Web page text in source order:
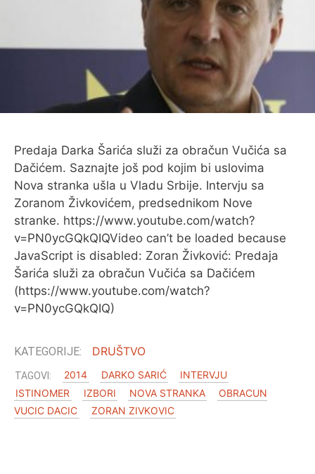
Predaja Darka Šarića služi za obračun Vučića sa
Dačićem. Saznajte još pod kojim bi uslovima
Nova stranka ušla u Vladu Srbije. Intervju sa
Zoranom Živkovićem, predsednikom Nove
stranke. https://www.youtube.com/watch?
v=PN0ycGQkQIQVideo can’t be loaded because
JavaScript is disabled: Zoran Živković: Predaja
Šarića služi za obračun Vučića sa Dačićem
(https://www.youtube.com/watch?
v=PN0ycGQkQIQ)
DRUŠTVO
2014 DARKO SARIĆ
INTERVJU
ISTINOMER
IZBORI NOVA STRANKA
OBRACUN
VUCIC DACIC
ZORAN ZIVKOVIC